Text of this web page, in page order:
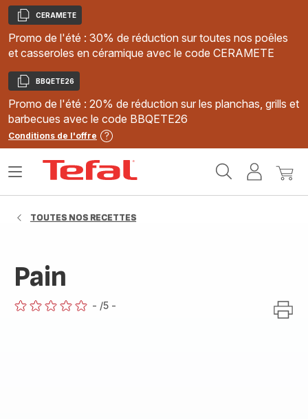
Copier
CERAMETE
Promo de l'été : 30% de réduction sur toutes nos poêles
et casseroles en céramique avec le code CERAMETE
Copier
BBQETE26
Promo de l'été : 20% de réduction sur les planchas, grills et
barbecues avec le code BBQETE26
Conditions de l'offre
MonMon
Ouvrir
TOUTES NOS RECETTES
Pain
- /5 -